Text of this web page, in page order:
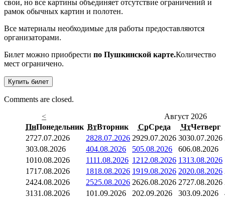
свои, но все картины объединяет отсутствие ограничений и
рамок обычных картин и полотен.
Все материалы необходимые для работы предоставляются
организаторами.
Билет можно приобрести по Пушкинской карте.Количество
мест ограничено.
Купить билет
Comments are closed.
<
Август 2026
ПнПонедельник ВтВторник СрСреда ЧтЧетверг
2727.07.2026 2828.07.2026 2929.07.2026 3030.07.2026
303.08.2026 404.08.2026 505.08.2026 606.08.2026
1010.08.2026 1111.08.2026 1212.08.2026 1313.08.2026
1717.08.2026 1818.08.2026 1919.08.2026 2020.08.2026
2424.08.2026 2525.08.2026 2626.08.2026 2727.08.2026
3131.08.2026 101.09.2026 202.09.2026 303.09.2026